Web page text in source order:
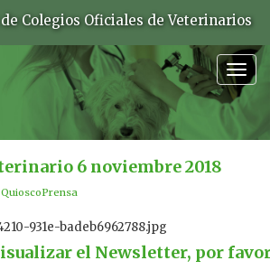
Colegios Oficiales de Veterinarios
6 noviembre 2018
QuioscoPrensa
el Newsletter, por